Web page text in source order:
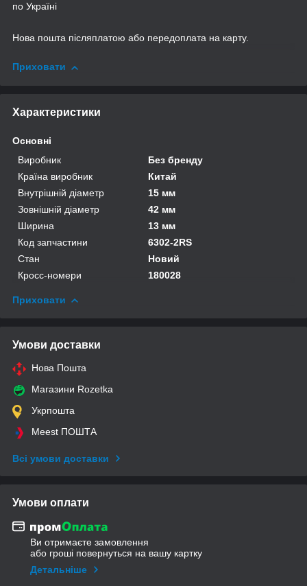
по Україні
Нова пошта післяплатою або передоплата на карту.
Приховати
Характеристики
Основні
Виробник
Без бренду
Країна виробник
Китай
Внутрішній діаметр
15 мм
Зовнішній діаметр
42 мм
Ширина
13 мм
Код запчастини
6302-2RS
Стан
Новий
Кросс-номери
180028
Приховати
Умови доставки
Нова Пошта
Магазини Rozetka
Укрпошта
Meest ПОШТА
Всі умови доставки
Умови оплати
Ви отримаєте замовлення
або гроші повернуться на вашу картку
Детальніше